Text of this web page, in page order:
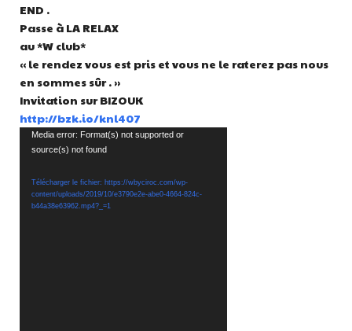
END .
Passe à LA RELAX
au *W club*
« le rendez vous est pris et vous ne le raterez pas nous
en sommes sûr . »
Invitation sur BIZOUK
http://bzk.io/knl407
Lecteur
vidéo
Media error: Format(s) not supported or
source(s) not found
Télécharger le fichier: https://wbyciroc.com/wp-
content/uploads/2019/10/e3790e2e-abe0-4664-824c-
b44a38e63962.mp4?_=1